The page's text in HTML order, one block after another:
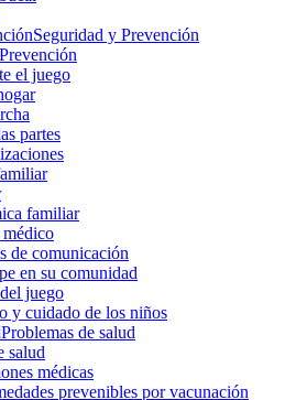
Seguridad y Prevención
el juego
partes
familiar
de comunicación
en su comunidad
juego
y cuidado de los niños
Problemas de salud
salud
médicas
prevenibles por vacunación